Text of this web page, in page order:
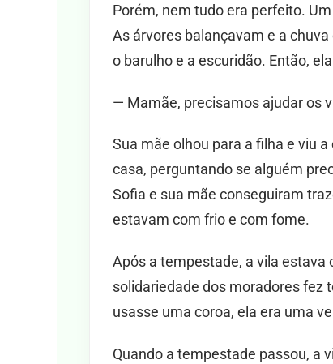
Porém, nem tudo era perfeito.
As árvores balançavam e a
o barulho e a escuridão. Então,
— Mamãe, precisamos ajudar os
Sua mãe olhou para a filha e viu
casa, perguntando se alguém
Sofia e sua mãe conseguiram
estavam com frio e com fome.
Após a tempestade, a vila estava
solidariedade dos moradores fez
usasse uma coroa, ela era uma
Quando a tempestade passou, a